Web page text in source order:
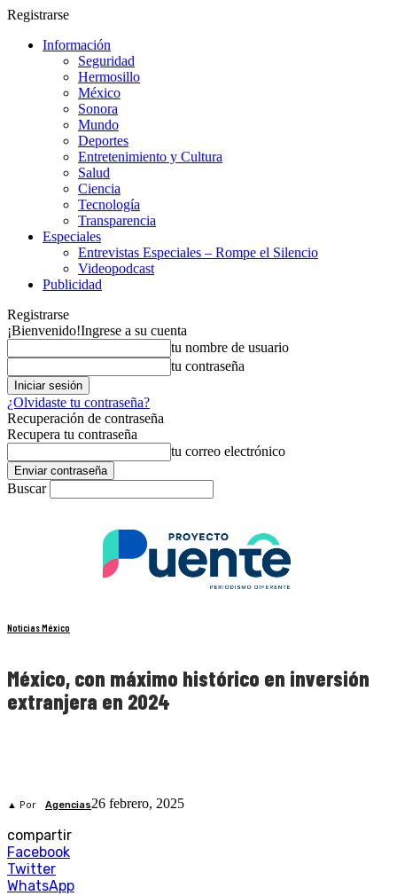
Registrarse
Información
Seguridad
Hermosillo
México
Sonora
Mundo
Deportes
Entretenimiento y Cultura
Salud
Ciencia
Tecnología
Transparencia
Especiales
Entrevistas Especiales – Rompe el Silencio
Videopodcast
Publicidad
Registrarse
¡Bienvenido!Ingrese a su cuenta
tu nombre de usuario
tu contraseña
¿Olvidaste tu contraseña?
Recuperación de contraseña
Recupera tu contraseña
tu correo electrónico
Buscar
Noticias México
México, con máximo histórico en inversión
extranjera en 2024
▲ Por Agencias26 febrero, 2025
compartir
Facebook
Twitter
WhatsApp